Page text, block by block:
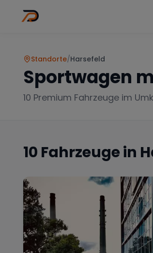
Standorte/Harsefeld
Sportwagen
10 Premium Fahrzeuge im
10 Fahrzeuge in